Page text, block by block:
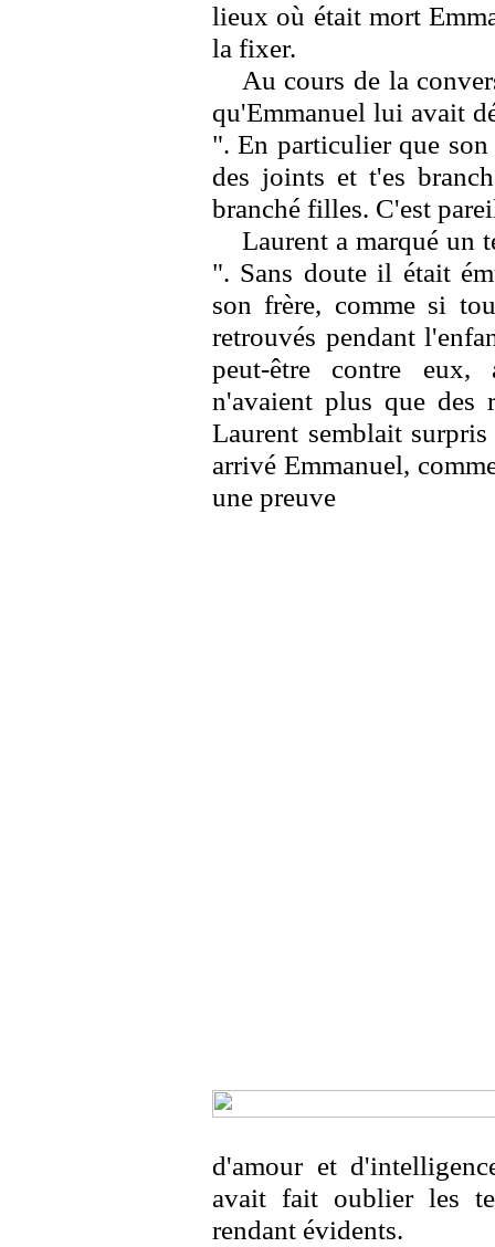
lieux où était mort
la fixer.
Au cours de la
qu'Emmanuel lui avait
". En particulier que
des joints et t'es
branché filles. C'est
Laurent a marqué un
". Sans doute il était
son frère, comme si
retrouvés pendant
peut-être contre
n'avaient plus que des
Laurent semblait
arrivé Emmanuel,
une preuve
d'amour et
avait fait oublier les
rendant évidents.